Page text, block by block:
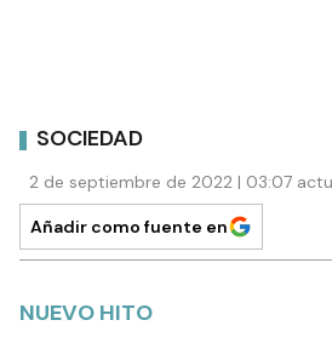
SOCIEDAD
2 de septiembre de 2022 | 03:07
Añadir como fuente en
NUEVO HITO